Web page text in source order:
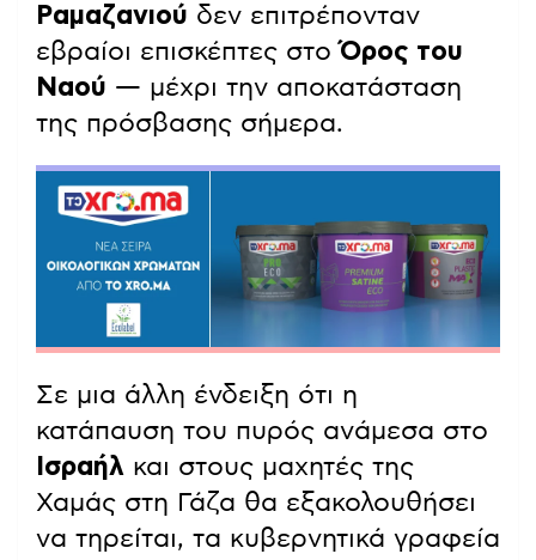
Ραμαζανιού δεν επιτρέπονταν
εβραίοι επισκέπτες στοΌρος του
Ναού — μέχρι την αποκατάσταση
της πρόσβασης σήμερα.
Σε μια άλλη ένδειξη ότι η
κατάπαυση του πυρός ανάμεσα στο
Ισραήλ και στους μαχητές της
Χαμάς στη Γάζα θα εξακολουθήσει
να τηρείται, τα κυβερνητικά γραφεία